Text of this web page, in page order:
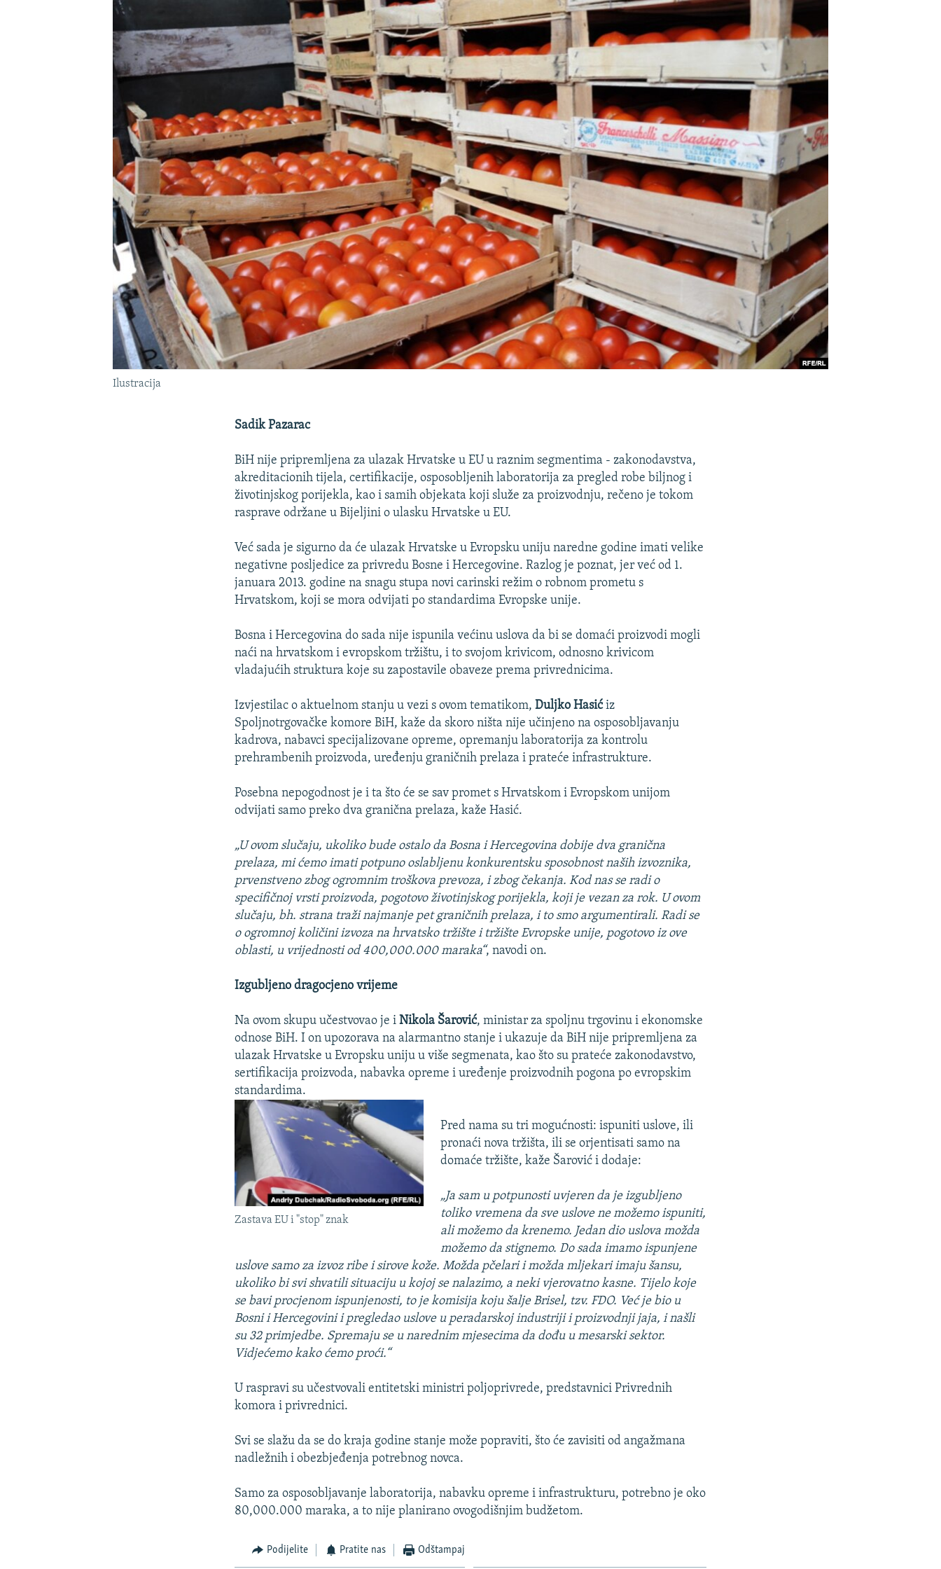
POPLAVE I KLIZIŠTA U BIH 2024.
TRI DECENIJE OD RATA U BIH
NASTANAK I RASPAD JUGOSLAVIJE
Ilustracija
Sadik Pazarac
BiH nije pripremljena za ulazak Hrvatske u EU u raznim segmentima - zakonodavstva,
akreditacionih tijela, certifikacije, osposobljenih laboratorija za pregled robe biljnog i
životinjskog porijekla, kao i samih objekata koji služe za proizvodnju, rečeno je tokom
rasprave održane u Bijeljini o ulasku Hrvatske u EU.
Već sada je sigurno da će ulazak Hrvatske u Evropsku uniju naredne godine imati velike
negativne posljedice za privredu Bosne i Hercegovine. Razlog je poznat, jer već od 1.
januara 2013. godine na snagu stupa novi carinski režim o robnom prometu s
Hrvatskom, koji se mora odvijati po standardima Evropske unije.
Bosna i Hercegovina do sada nije ispunila većinu uslova da bi se domaći proizvodi mogli
naći na hrvatskom i evropskom tržištu, i to svojom krivicom, odnosno krivicom
vladajućih struktura koje su zapostavile obaveze prema privrednicima.
Izvjestilac o aktuelnom stanju u vezi s ovom tematikom,Duljko Hasićiz
Spoljnotrgovačke komore BiH, kaže da skoro ništa nije učinjeno na osposobljavanju
kadrova, nabavci specijalizovane opreme, opremanju laboratorija za kontrolu
prehrambenih proizvoda, uređenju graničnih prelaza i prateće infrastrukture.
Posebna nepogodnost je i ta što će se sav promet s Hrvatskom i Evropskom unijom
odvijati samo preko dva granična prelaza, kaže Hasić.
„U ovom slučaju, ukoliko bude ostalo da Bosna i Hercegovina dobije dva granična
prelaza, mi ćemo imati potpuno oslabljenu konkurentsku sposobnost naših izvoznika,
prvenstveno zbog ogromnim troškova prevoza, i zbog čekanja. Kod nas se radi o
specifičnoj vrsti proizvoda, pogotovo životinjskog porijekla, koji je vezan za rok. U ovom
slučaju, bh. strana traži najmanje pet graničnih prelaza, i to smo argumentirali. Radi se
o ogromnoj količini izvoza na hrvatsko tržište i tržište Evropske unije, pogotovo iz ove
oblasti, u vrijednosti od 400,000.000 maraka“, navodi on.
Izgubljeno dragocjeno vrijeme
Na ovom skupu učestvovao je iNikola Šarović, ministar za spoljnu trgovinu i ekonomske
odnose BiH. I on upozorava na alarmantno stanje i ukazuje da BiH nije pripremljena za
ulazak Hrvatske u Evropsku uniju u više segmenata, kao što su prateće zakonodavstvo,
sertifikacija proizvoda, nabavka opreme i uređenje proizvodnih pogona po evropskim
standardima.
Zastava EU i "stop" znak
Pred nama su tri mogućnosti: ispuniti uslove, ili
pronaći nova tržišta, ili se orjentisati samo na
domaće tržište, kaže Šarović i dodaje:
„Ja sam u potpunosti uvjeren da je izgubljeno
toliko vremena da sve uslove ne možemo ispuniti,
ali možemo da krenemo. Jedan dio uslova možda
možemo da stignemo. Do sada imamo ispunjene
uslove samo za izvoz ribe i sirove kože. Možda pčelari i možda mljekari imaju šansu,
ukoliko bi svi shvatili situaciju u kojoj se nalazimo, a neki vjerovatno kasne. Tijelo koje
se bavi procjenom ispunjenosti, to je komisija koju šalje Brisel, tzv. FDO. Već je bio u
Bosni i Hercegovini i pregledao uslove u peradarskoj industriji i proizvodnji jaja, i našli
su 32 primjedbe. Spremaju se u narednim mjesecima da dođu u mesarski sektor.
Vidjećemo kako ćemo proći.“
U raspravi su učestvovali entitetski ministri poljoprivrede, predstavnici Privrednih
komora i privrednici.
Svi se slažu da se do kraja godine stanje može popraviti, što će zavisiti od angažmana
nadležnih i obezbjeđenja potrebnog novca.
Samo za osposobljavanje laboratorija, nabavku opreme i infrastrukturu, potrebno je oko
80,000.000 maraka, a to nije planirano ovogodišnjim budžetom.
Podijelite Pratite nas Odštampaj